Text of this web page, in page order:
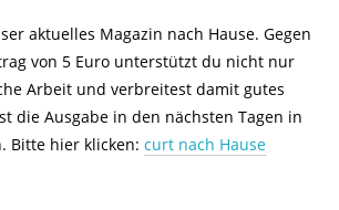
aktuelles Magazin nach Hause. Gegen
von 5 Euro unterstützt du nicht nur
Arbeit und verbreitest damit gutes
die Ausgabe in den nächsten Tagen in
Bitte hier klicken:curt nach Hause